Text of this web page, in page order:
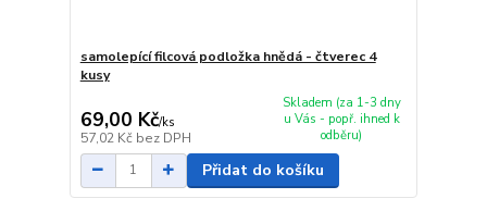
samolepící filcová podložka hnědá - čtverec 4
kusy
69,00 Kč/ks
57,02 Kč bez DPH
Skladem (za 1-3 dny
u Vás - popř. ihned k
odběru)
Přidat do košíku